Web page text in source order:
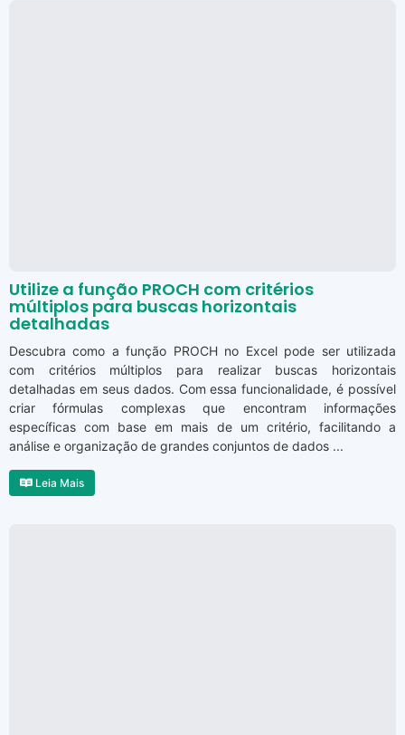
Utilize a função PROCH com critérios
múltiplos para buscas horizontais
detalhadas
Descubra como a função PROCH no Excel pode ser utilizada
com critérios múltiplos para realizar buscas horizontais
detalhadas em seus dados. Com essa funcionalidade, é possível
criar fórmulas complexas que encontram informações
específicas com base em mais de um critério, facilitando a
análise e organização de grandes conjuntos de dados ...
Leia Mais